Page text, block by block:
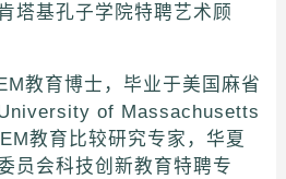
塔基孔子学院特聘艺术顾
教育博士，毕业于美国麻省
of Massachusetts
教育比较研究专家，华夏
员会科技创新教育特聘专